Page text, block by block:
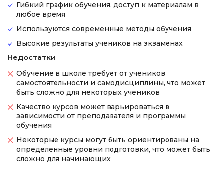
Гибкий график обучения, доступ к материалам в
любое время
Используются современные методы обучения
Высокие результаты учеников на экзаменах
Недостатки
Обучение в школе требует от учеников
самостоятельности и самодисциплины, что может
быть сложно для некоторых учеников
Качество курсов может варьироваться в
зависимости от преподавателя и программы
обучения
Некоторые курсы могут быть ориентированы на
определенные уровни подготовки, что может быть
сложно для начинающих